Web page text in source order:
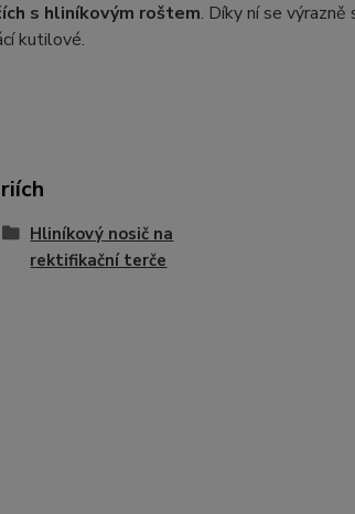
s hliníkovým roštem. Díky ní se výrazně
kutilové.
Hliníkový nosič na
rektifikační terče